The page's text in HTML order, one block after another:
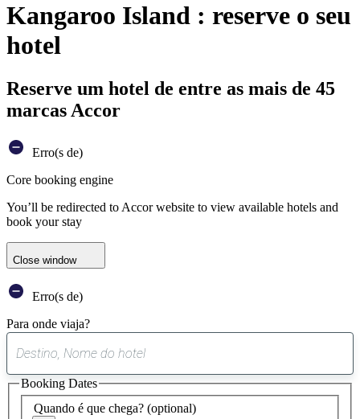
Kangaroo Island : reserve o seu
hotel
Reserve um hotel de entre as mais de 45
marcas Accor
Erro(s de)
Core booking engine
You’ll be redirected to Accor website to view available hotels and
book your stay
Close window
Erro(s de)
Para onde viaja?
sugestão
encontrada
Quando é que chega? (optional)
Booking Dates